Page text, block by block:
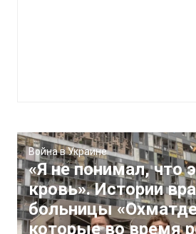
Война в Украине
«Я не понимал, что
кровь». Истории
больницы
которые во время